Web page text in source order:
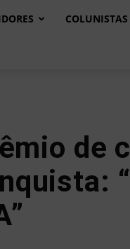
COLUNISTAS
de